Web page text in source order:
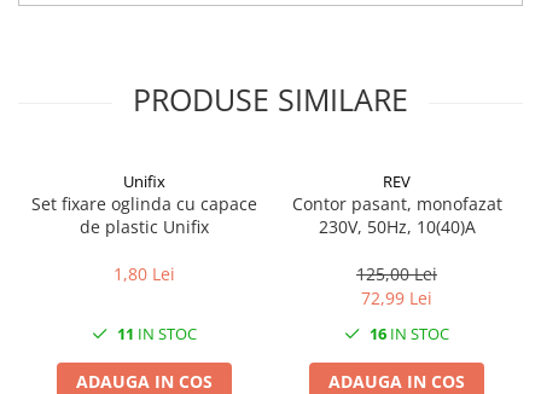
PRODUSE SIMILARE
Unifix
Set fixare oglinda cu capace
de plastic Unifix
1,80 Lei
11 IN STOC
ADAUGA IN COS
REV
Contor pasant, monofazat
230V, 50Hz, 10(40)A
125,00 Lei
72,99 Lei
16 IN STOC
ADAUGA IN COS